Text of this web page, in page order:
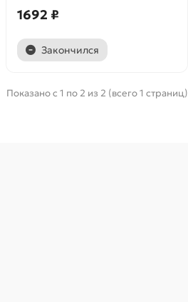
1692 ₽
Закончился
Показано с 1 по 2 из 2 (всего 1 страниц)